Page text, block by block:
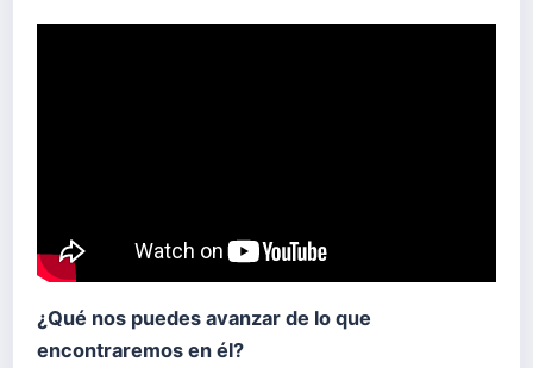
¿Qué nos puedes avanzar de lo que
encontraremos en él?